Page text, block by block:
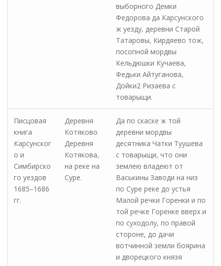
выборного Демки
Федорова да Карсунского
ж уезду, деревни Старой
Татаровы, Кирдяево тож,
посопной мордвы
Кельдюшки Кучаева,
Федьки Айтуганова,
Дойки2 Ризаева с
товарыщи.
Писцовая
книга
Карсунског
о и
Симбирско
го уездов
1685–1686
гг.
Деревня
Котяково
Деревня
Котякова,
на реке на
Суре.
Да по скаске ж той
деревни мордвы
десятника Чатки Туушева
с товарыщи, что они
землею владеют от
Васькины Заводи на низ
по Суре реке до устья
Малой речки Горенки и по
той речке Горенке вверх и
по суходолу, по правой
стороне, до дачи
вотчинной земли боярина
и дворецкого князя